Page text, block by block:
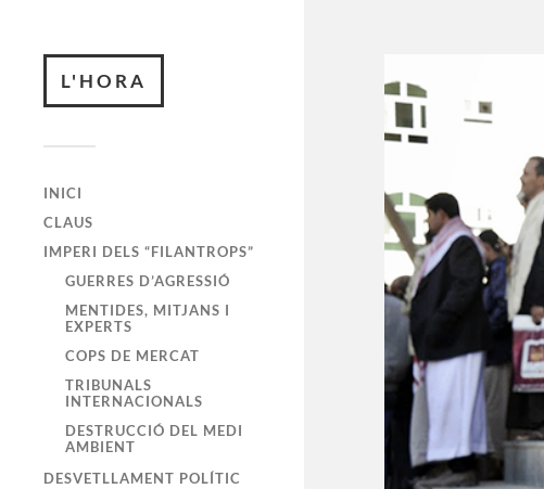
L'HORA
INICI
CLAUS
IMPERI DELS “FILANTROPS”
GUERRES D’AGRESSIÓ
MENTIDES, MITJANS I
EXPERTS
COPS DE MERCAT
TRIBUNALS
INTERNACIONALS
DESTRUCCIÓ DEL MEDI
AMBIENT
DESVETLLAMENT POLÍTIC